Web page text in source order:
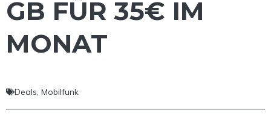
GB FÜR 35€ IM
MONAT
Deals Mobilfunk